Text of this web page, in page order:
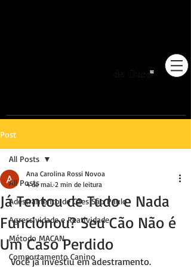
Post
All Posts
Adestramento de Cães São Paulo
Agressividade e Reatividade
Método MACAN
Comportamento Canino
All Posts
Já Tentou de Tudo e Nada
Funcionou? Seu Cão Não é
Um Caso Perdido
Ana Carolina Rossi Novoa
4 de mai. 2 min de leitura
Você já investiu em adestramento.